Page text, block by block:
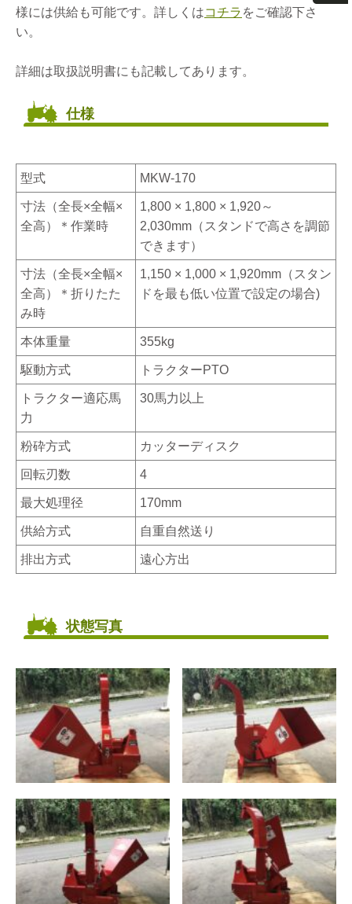
様には供給も可能です。詳しくはコチラ をご確認下さ
い。
詳細は取扱説明書にも記載してあります。
仕様
型式 MKW-170
寸法（全長×全幅×
全高）＊作業時
1,800 × 1,800 × 1,920～
2,030mm（スタンドで高さを調節
できます）
寸法（全長×全幅×
全高）＊折りたた
み時
1,150 × 1,000 × 1,920mm（スタン
ドを最も低い位置で設定の場合)
本体重量 355kg
駆動方式 トラクターPTO
トラクター適応馬
力
30馬力以上
粉砕方式 カッターディスク
回転刃数 4
最大処理径 170mm
供給方式 自重自然送り
排出方式 遠心方出
状態写真